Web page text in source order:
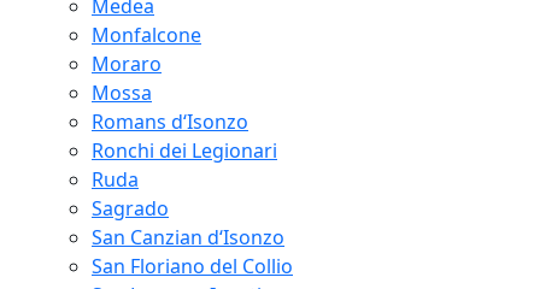
Medea
Monfalcone
Moraro
Mossa
Romans d‘Isonzo
Ronchi dei Legionari
Ruda
Sagrado
San Canzian d‘Isonzo
San Floriano del Collio